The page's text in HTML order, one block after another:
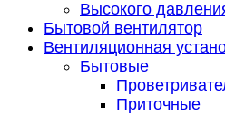
Высокого
Бытовой вентилятор
Вентиляционная
Бытовые
Приточные